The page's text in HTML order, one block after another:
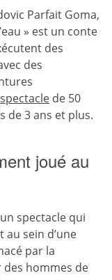
Parfait Goma,
» est un conte
des
des
spectacle de 50
de 3 ans et plus.
joué au
spectacle qui
sein d’une
par la
des hommes de